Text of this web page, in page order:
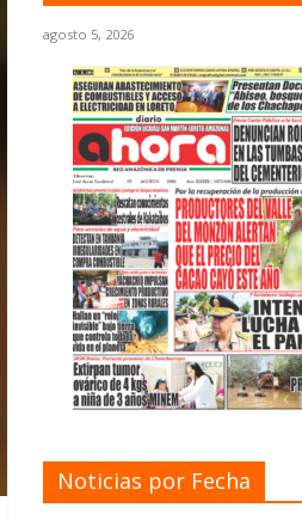
agosto 5, 2026
Noticias por Fecha